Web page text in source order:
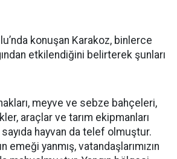
konuşan Karakoz, binlerce
etkilendiğini belirterek şunları
meyve ve sebze bahçeleri,
araçlar ve tarım ekipmanları
hayvan da telef olmuştur.
emeği yanmış, vatandaşlarımızın